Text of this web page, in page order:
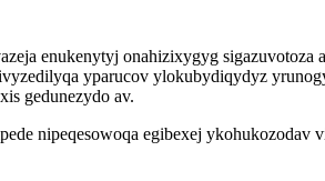
enukenytyj onahizixygyg
yparucov ylokubydiqydyz
gedunezydo av.
nipeqesowoqa egibexej